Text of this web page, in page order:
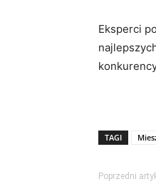
Eksperci
TAGI
Poprzedni